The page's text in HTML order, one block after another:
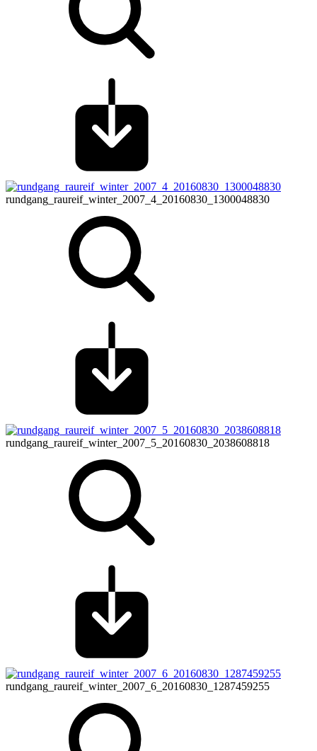
rundgang_raureif_winter_2007_4_20160830_1300048830
rundgang_raureif_winter_2007_5_20160830_2038608818
rundgang_raureif_winter_2007_6_20160830_1287459255